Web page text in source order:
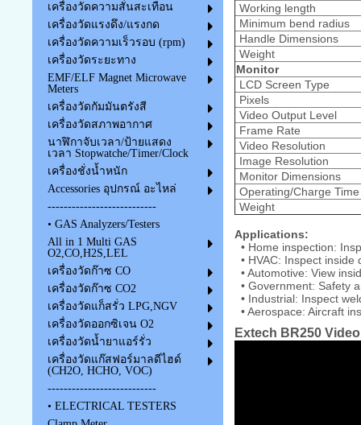
เครื่องวัดความสั่นสะเทือน
เครื่องวัดแรงดึง/แรงกด
เครื่องวัดความเร็วรอบ (rpm)
เครื่องวัดระยะทาง
EMF/ELF Magnet Microwave
Meters
เครื่องวัดกัมมันตรังสี
เครื่องวัดสภาพอากาศ
นาฬิกาจับเวลา/ป้ายแสดง
เวลา Stopwatche/Timer/Clock
เครื่องชั่งน้ำหนัก
Accessories อุปกรณ์ อะไหล่
---------------------------
• GAS Analyzers/Testers
All in 1 Multi GAS
O2,CO,H2S,LEL
เครื่องวัดก๊าซ CO
เครื่องวัดก๊าซ CO2
เครื่องวัดแก็สรั่ว LPG,NGV
เครื่องวัดออกซิเจน O2
เครื่องวัดน้ำยาแอร์รั่ว
เครื่องวัดแก๊สฟอร์มาลดีไฮด์
(CH2O, HCHO, VOC)
---------------------------
• ELECTRICAL TESTERS
Working length
Minimum bend radius
Handle Dimensions
Weight
Monitor
LCD Screen Type
Pixels
Video Output Level
Frame Rate
Video Resolution
Image Resolution
Monitor Dimensions
Operating/Charge Time
Weight
Applications:
• Home inspection:
• HVAC: Inspect
• Automotive: View
• Government: Safety
• Industrial: Inspect
• Aerospace: Aircraft
Extech BR250